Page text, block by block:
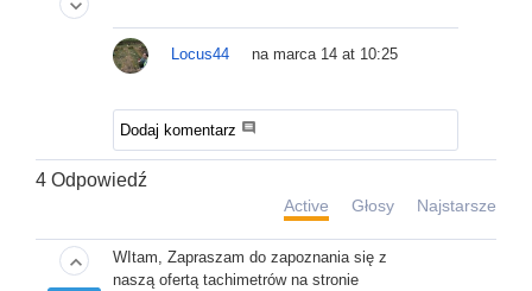
keyboard_arrow_down
Locus44 na marca 14 at 10:25
Dodaj komentarz comment
4 Odpowiedź
Active Głosy Najstarsze
keyboard_arrow_up
WItam, Zapraszam do zapoznania się z
naszą ofertą tachimetrów na stronie